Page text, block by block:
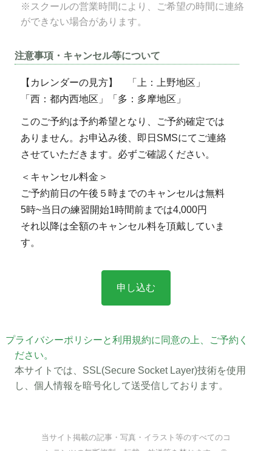
※スクールの営業時間により、ご希望の時間に連絡
ができない場合があります。
注意事項・キャンセル等について
【カレンダーの見方】 「上：上野地区」
「西：都内西地区」「多：多摩地区」
このご予約は予約希望となり、ご予約確定では
ありません。お申込み後、即日SMSにてご連絡
させていただきます。必ずご確認ください。
＜キャンセル料金＞
ご予約前日の午後５時までのキャンセルは無料
5時~当日の練習開始1時間前までは4,000円
それ以降は全額のキャンセル料を頂戴していま
す。
プライバシーポリシーと利用規約に同意の上、ご予約く
ださい。
本サイトでは、SSL(Secure Socket Layer)技術を使用
し、個人情報を暗号化して送受信しております。
当サイト掲載の記事・写真・イラスト等のすべてのコ